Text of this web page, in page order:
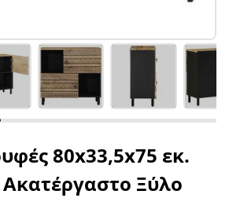
80x33,5x75 εκ.
Ξύλο